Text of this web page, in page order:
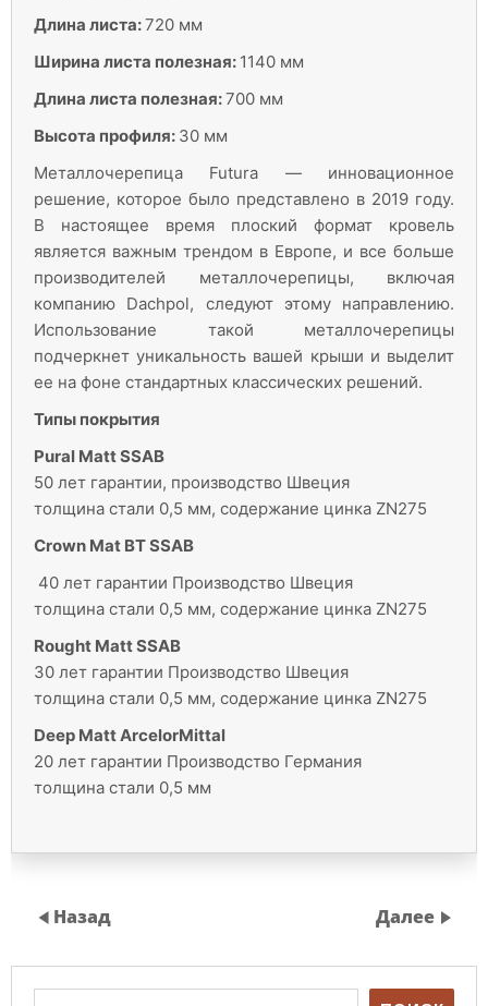
Длина листа:720 мм
Ширина листа полезная: 1140 мм
Длина листа полезная:700 мм
Высота профиля: 30 мм
Металлочерепица Futura — инновационное
решение, которое было представлено в 2019 году.
В настоящее время плоский формат кровель
является важным трендом в Европе, и все больше
производителей металлочерепицы, включая
компанию Dachpol, следуют этому направлению.
Использование такой металлочерепицы
подчеркнет уникальность вашей крыши и выделит
ее на фоне стандартных классических решений.
Типы покрытия
Pural Matt SSAB
50 лет гарантии, производство Швеция
толщина стали 0,5 мм, содержание цинка ZN275
Crown Mat BT SSAB
40 лет гарантии Производство Швеция
толщина стали 0,5 мм, содержание цинка ZN275
Rought Matt SSAB
30 лет гарантии Производство Швеция
толщина стали 0,5 мм, содержание цинка ZN275
Deep Matt ArcelorMittal
20 лет гарантии Производство Германия
толщина стали 0,5 мм
Назад Далее